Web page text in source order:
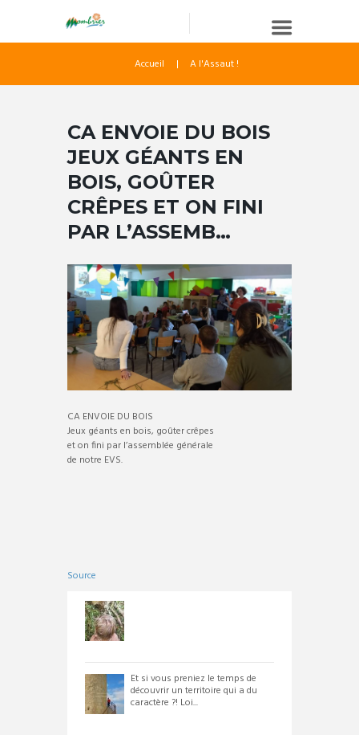
Accueil A l'Assaut !
CA ENVOIE DU BOIS
JEUX GÉANTS EN
BOIS, GOÛTER
CRÊPES ET ON FINI
PAR L’ASSEMB…
CA ENVOIE DU BOIS
Jeux géants en bois, goûter crêpes
et on fini par l’assemblée générale
de notre EVS.
Source
Et si vous preniez le temps de
découvrir un territoire qui a du
caractère ?! Loi...